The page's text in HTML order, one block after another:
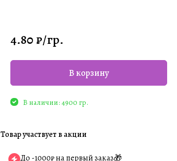
4.80 ₽/гр.
В корзину
В наличии: 4900 гр.
Товар участвует в акции
До -1000₽ на первый заказ🎁